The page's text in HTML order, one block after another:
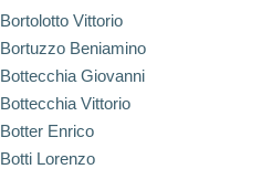
Bortolotto Vittorio
Bortuzzo Beniamino
Bottecchia Giovanni
Bottecchia Vittorio
Botter Enrico
Botti Lorenzo